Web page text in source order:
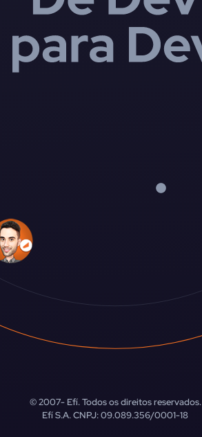
© 2007-Efí. Todos os direitos reservados.
Efí S.A. CNPJ: 09.089.356/0001-18